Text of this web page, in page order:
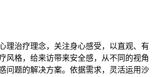
理治疗理念，关注身心感受，以直观、有
风格，给来访带来安全感，从不同的视角
问题的解决方案。依据需求，灵活运用沙